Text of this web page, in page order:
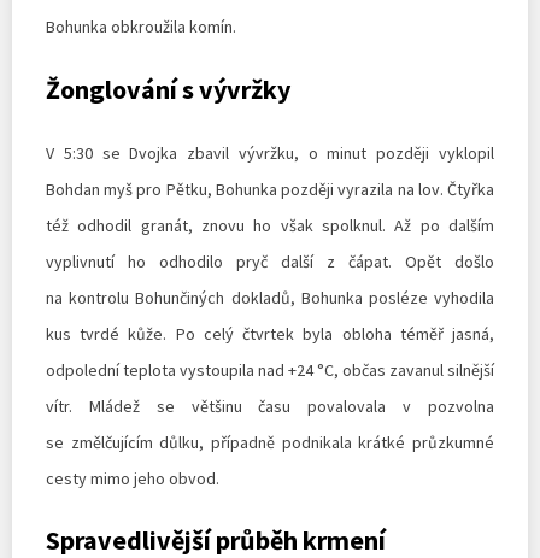
Bohunka obkroužila komín.
Žonglování s vývržky
V 5:30 se Dvojka zbavil vývržku, o minut později vyklopil
Bohdan myš pro Pětku, Bohunka později vyrazila na lov. Čtyřka
též odhodil granát, znovu ho však spolknul. Až po dalším
vyplivnutí ho odhodilo pryč další z čápat. Opět došlo
na kontrolu Bohunčiných dokladů, Bohunka posléze vyhodila
kus tvrdé kůže. Po celý čtvrtek byla obloha téměř jasná,
odpolední teplota vystoupila nad +24 °C, občas zavanul silnější
vítr. Mládež se většinu času povalovala v pozvolna
se změlčujícím důlku, případně podnikala krátké průzkumné
cesty mimo jeho obvod.
Spravedlivější průběh krmení